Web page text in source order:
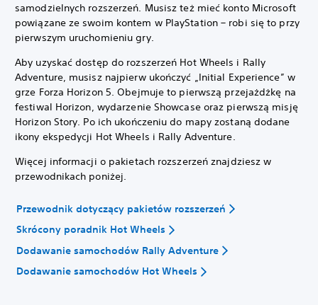
samodzielnych rozszerzeń. Musisz też mieć konto Microsoft
powiązane ze swoim kontem w PlayStation – robi się to przy
pierwszym uruchomieniu gry.
Aby uzyskać dostęp do rozszerzeń Hot Wheels i Rally
Adventure, musisz najpierw ukończyć „Initial Experience” w
grze Forza Horizon 5. Obejmuje to pierwszą przejażdżkę na
festiwal Horizon, wydarzenie Showcase oraz pierwszą misję
Horizon Story. Po ich ukończeniu do mapy zostaną dodane
ikony ekspedycji Hot Wheels i Rally Adventure.
Więcej informacji o pakietach rozszerzeń znajdziesz w
przewodnikach poniżej.
Przewodnik dotyczący pakietów rozszerzeń
Skrócony poradnik Hot Wheels
Dodawanie samochodów Rally Adventure
Dodawanie samochodów Hot Wheels